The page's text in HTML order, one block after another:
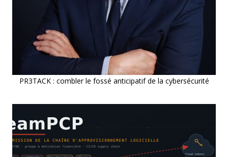
PR3TACK : combler le fossé anticipatif de la cybersécurité